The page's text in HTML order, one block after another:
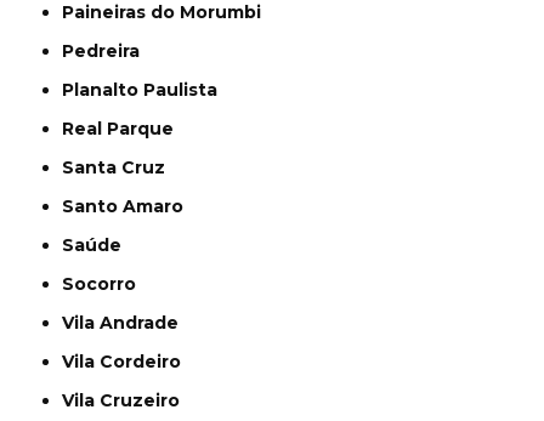
Paineiras do Morumbi
Pedreira
Planalto Paulista
Real Parque
Santa Cruz
Santo Amaro
Saúde
Socorro
Vila Andrade
Vila Cordeiro
Vila Cruzeiro